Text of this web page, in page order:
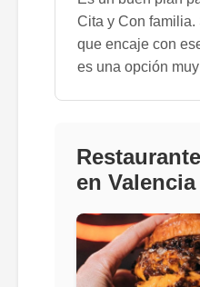
Cita y Con
que encaje con
es una opción
en Valencia